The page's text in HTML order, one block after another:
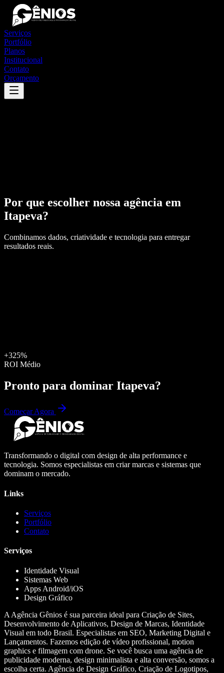
Serviços
Portfólio
Planos
Institucional
Contato
Orçamento
Por que escolher nossa agência em
Itapeva?
Combinamos dados, criatividade e tecnologia para entregar
resultados reais.
+325%
ROI Médio
Pronto para dominar Itapeva?
Começar Agora
Transformando o digital com design de alta performance e
tecnologia. Somos especialistas em criar marcas e sistemas que
dominam o mercado.
Links
Serviços
Portfólio
Contato
Serviços
Identidade Visual
Sistemas Web
Apps Android/iOS
Design Gráfico
A Agência Gênios é sua parceira ideal para Criação de Sites,
Desenvolvimento de Aplicativos, Design de Marcas, Identidade
Visual em todo Brasil. Especialistas em SEO, Marketing Digital e
Lançamentos. Fazemos edição de vídeo profissional, motion
graphics e filmagem com drone. Se você busca uma agência de
publicidade moderna, design minimalista e alta conversão, somos a
escolha certa. Agência de Design Gráfico, Criação de Logotipos,